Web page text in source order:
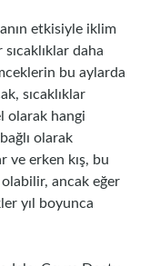
etkisiyle iklim
daha
bu aylarda
sıcaklıklar
olarak hangi
olarak
ve erken kış, bu
ancak eğer
yıl boyunca